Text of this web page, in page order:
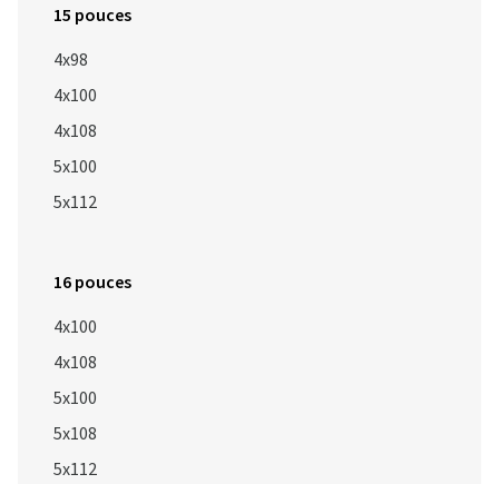
15 pouces
4x98
4x100
4x108
5x100
5x112
16 pouces
4x100
4x108
5x100
5x108
5x112